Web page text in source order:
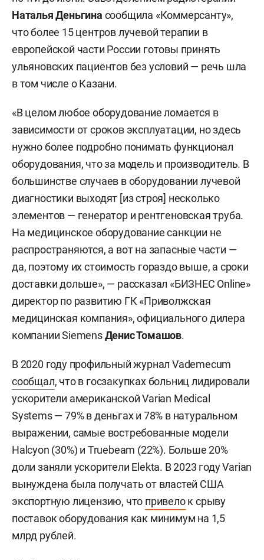
Наталья Деньгина сообщила «Коммерсанту»,
что более 15 центров лучевой терапии в
европейской части России готовы принять
ульяновских пациентов без условий — речь шла
в том числе о Казани.
«В целом любое оборудование ломается в
зависимости от сроков эксплуатации, но здесь
нужно более подробно понимать функционал
оборудования, что за модель и производитель. В
большинстве случаев в оборудовании лучевой
диагностики выходят [из строя] несколько
элементов — генератор и рентгеновская труба.
На медицинское оборудование санкции не
распространяются, а вот на запасные части —
да, поэтому их стоимость гораздо выше, а сроки
доставки дольше», — рассказал «БИЗНЕС Online»
директор по развитию ГК «Приволжская
медицинская компания», официального дилера
компании SiemensДенис Томашов.
В 2020 году профильный журнал Vademecum
сообщал, что в госзакупках больниц лидировали
ускорители американской Varian Medical
Systems — 79% в деньгах и 78% в натуральном
выражении, самые востребованные модели
Halcyon (30%) и Truebeam (22%). Больше 20%
доли заняли ускорители Elekta. В 2023 году Varian
вынуждена была получать от властей США
экспортную лицензию, что привелок срыву
поставок оборудования как минимум на 1,5
млрд рублей.